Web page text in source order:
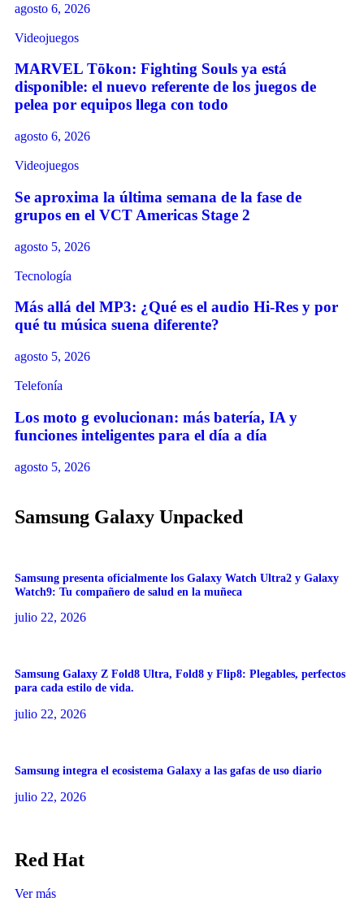
agosto 6, 2026
Videojuegos
MARVEL Tōkon: Fighting Souls ya está
disponible: el nuevo referente de los juegos de
pelea por equipos llega con todo
agosto 6, 2026
Videojuegos
Se aproxima la última semana de la fase de
grupos en el VCT Americas Stage 2
agosto 5, 2026
Tecnología
Más allá del MP3: ¿Qué es el audio Hi-Res y por
qué tu música suena diferente?
agosto 5, 2026
Telefonía
Los moto g evolucionan: más batería, IA y
funciones inteligentes para el día a día
agosto 5, 2026
Samsung Galaxy Unpacked
Samsung presenta oficialmente los Galaxy Watch Ultra2 y Galaxy
Watch9: Tu compañero de salud en la muñeca
julio 22, 2026
Samsung Galaxy Z Fold8 Ultra, Fold8 y Flip8: Plegables, perfectos
para cada estilo de vida.
julio 22, 2026
Samsung integra el ecosistema Galaxy a las gafas de uso diario
julio 22, 2026
Red Hat
Ver más